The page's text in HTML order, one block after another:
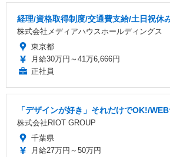
経理/資格取得制度/交通費支給/土日祝休
株式会社メディアハウスホールディングス
東京都
月給30万円～41万6,666円
正社員
「デザインが好き」それだけでOK!/
株式会社RIOT GROUP
千葉県
月給27万円～50万円